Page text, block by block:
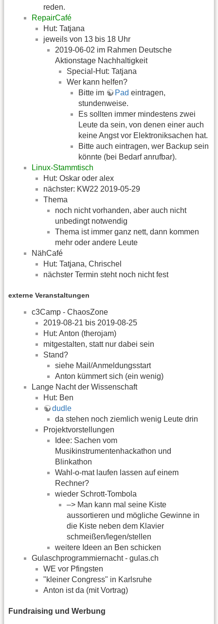
reden.
RepairCafé
Hut: Tatjana
jeweils von 13 bis 18 Uhr
2019-06-02 im Rahmen Deutsche
Aktionstage Nachhaltigkeit
Special-Hut: Tatjana
Wer kann helfen?
Bitte im
Pad eintragen,
stundenweise.
Es sollten immer mindestens zwei
Leute da sein, von denen einer auch
keine Angst vor Elektroniksachen hat.
Bitte auch eintragen, wer Backup sein
könnte (bei Bedarf anrufbar).
Linux-Stammtisch
Hut: Oskar oder alex
nächster: KW22 2019-05-29
Thema
noch nicht vorhanden, aber auch nicht
unbedingt notwendig
Thema ist immer ganz nett, dann kommen
mehr oder andere Leute
NähCafé
Hut: Tatjana, Chrischel
nächster Termin steht noch nicht fest
externe Veranstaltungen
c3Camp - ChaosZone
2019-08-21 bis 2019-08-25
Hut: Anton (therojam)
mitgestalten, statt nur dabei sein
Stand?
siehe Mail/Anmeldungsstart
Anton kümmert sich (ein wenig)
Lange Nacht der Wissenschaft
Hut: Ben
dudle
da stehen noch ziemlich wenig Leute drin
Projektvorstellungen
Idee: Sachen vom
Musikinstrumentenhackathon und
Blinkathon
Wahl-o-mat laufen lassen auf einem
Rechner?
wieder Schrott-Tombola
–> Man kann mal seine Kiste
aussortieren und mögliche Gewinne in
die Kiste neben dem Klavier
schmeißen/legen/stellen
weitere Ideen an Ben schicken
Gulaschprogrammiernacht - gulas.ch
WE vor Pfingsten
"kleiner Congress" in Karlsruhe
Anton ist da (mit Vortrag)
Fundraising und Werbung